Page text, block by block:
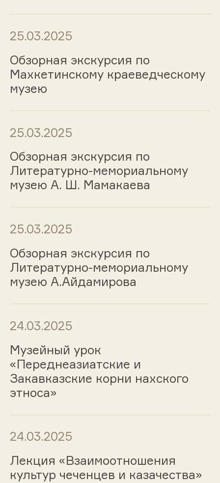
25.03.2025
Обзорная экскурсия по
Махкетинскому краеведческому
музею
25.03.2025
Обзорная экскурсия по
Литературно-мемориальному
музею А. Ш. Мамакаева
25.03.2025
Обзорная экскурсия по
Литературно-мемориальному
музею А.Айдамирова
24.03.2025
Музейный урок
«Переднеазиатские и
Закавказские корни нахского
этноса»
24.03.2025
Лекция «Взаимоотношения
культур чеченцев и казачества»